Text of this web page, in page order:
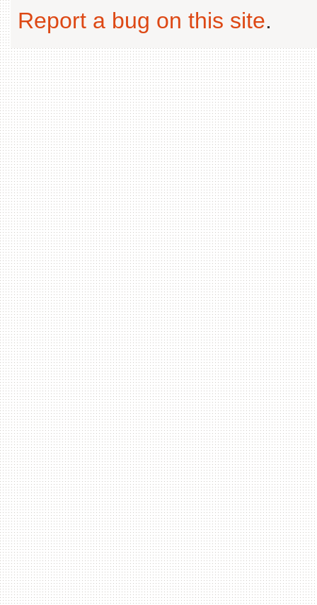
Report a bug on this site.